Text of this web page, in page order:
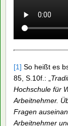
sich mit Ihren
Ein guter
der im
weiteren SPD-
den Weg
Einbringungen